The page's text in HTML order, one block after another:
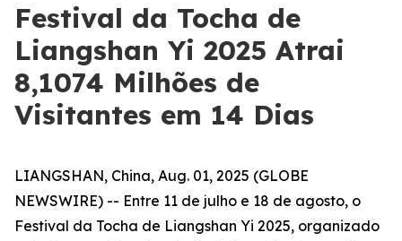
Festival da Tocha de
Liangshan Yi 2025 Atrai
8,1074 Milhões de
Visitantes em 14 Dias
LIANGSHAN, China, Aug. 01, 2025 (GLOBE
NEWSWIRE) -- Entre 11 de julho e 18 de agosto, o
Festival da Tocha de Liangshan Yi 2025, organizado